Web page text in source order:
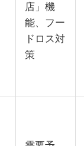
店」機
能、フー
ドロス対
策